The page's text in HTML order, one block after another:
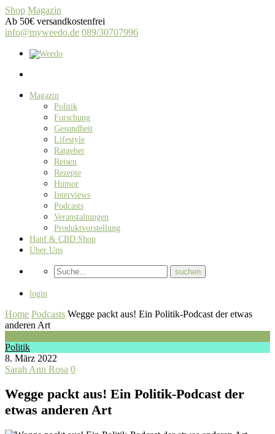
Shop Magazin
Ab 50€ versandkostenfrei
info@myweedo.de 089/30707996
Magazin
Politik
Forschung
Gesundheit
Lifestyle
Ratgeber
Reisen
Rezepte
Humor
Interviews
Podcasts
Veranstaltungen
Produktvorstellung
Hanf & CBD Shop
Über Uns
login
Home Podcasts Wegge packt aus! Ein Politik-Podcast der etwas
anderen Art
Politik
8. März 2022
Sarah Ann Rosa 0
Wegge packt aus! Ein Politik-Podcast der
etwas anderen Art